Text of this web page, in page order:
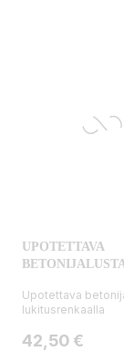
UPOTETTAVA
Upotettava
lukitusrenkaalla
Hinta
42,50 €